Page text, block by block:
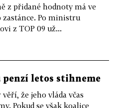
z přidané hodnoty má ve
Po ministru
z TOP 09 už...
penzí letos stihneme
že jeho vláda včas
Pokud se však koalice